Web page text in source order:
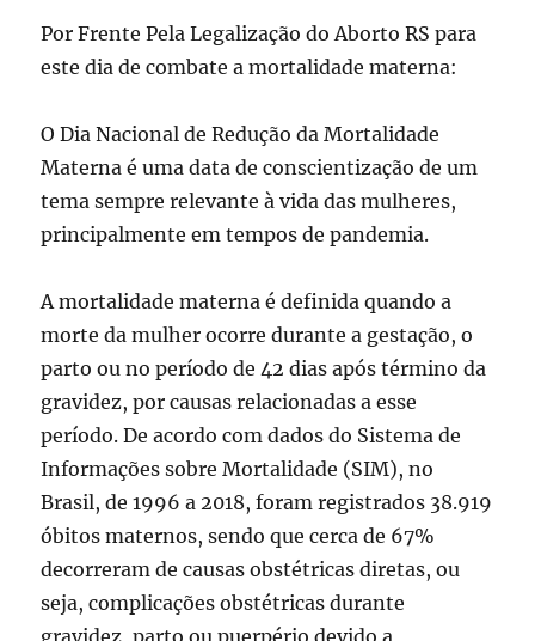
Por Frente Pela Legalização do Aborto RS para
este dia de combate a mortalidade materna:
O Dia Nacional de Redução da Mortalidade
Materna é uma data de conscientização de um
tema sempre relevante à vida das mulheres,
principalmente em tempos de pandemia.
A mortalidade materna é definida quando a
morte da mulher ocorre durante a gestação, o
parto ou no período de 42 dias após término da
gravidez, por causas relacionadas a esse
período. De acordo com dados do Sistema de
Informações sobre Mortalidade (SIM), no
Brasil, de 1996 a 2018, foram registrados 38.919
óbitos maternos, sendo que cerca de 67%
decorreram de causas obstétricas diretas, ou
seja, complicações obstétricas durante